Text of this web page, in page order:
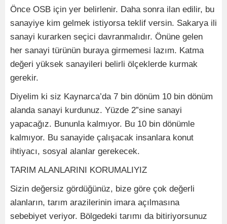
Önce OSB için yer belirlenir. Daha sonra ilan edilir, bu
sanayiye kim gelmek istiyorsa teklif versin. Sakarya ili
sanayi kurarken seçici davranmalıdır. Önüne gelen
her sanayi türünün buraya girmemesi lazım. Katma
değeri yüksek sanayileri belirli ölçeklerde kurmak
gerekir.
Diyelim ki siz Kaynarca’da 7 bin dönüm 10 bin dönüm
alanda sanayi kurdunuz. Yüzde 2”sine sanayi
yapacağız. Bununla kalmıyor. Bu 10 bin dönümle
kalmıyor. Bu sanayide çalışacak insanlara konut
ihtiyacı, sosyal alanlar gerekecek.
TARIM ALANLARINI KORUMALIYIZ
Sizin değersiz gördüğünüz, bize göre çok değerli
alanların, tarım arazilerinin imara açılmasına
sebebiyet veriyor. Bölgedeki tarımı da bitiriyorsunuz